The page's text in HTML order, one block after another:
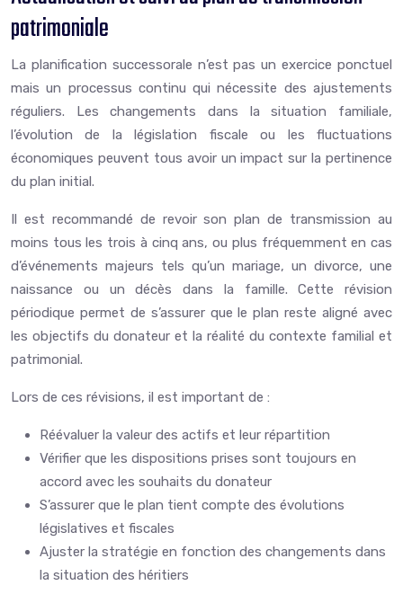
patrimoniale
La planification successorale n’est pas un exercice ponctuel
mais un processus continu qui nécessite des ajustements
réguliers. Les changements dans la situation familiale,
l’évolution de la législation fiscale ou les fluctuations
économiques peuvent tous avoir un impact sur la pertinence
du plan initial.
Il est recommandé de revoir son plan de transmission au
moins tous les trois à cinq ans, ou plus fréquemment en cas
d’événements majeurs tels qu’un mariage, un divorce, une
naissance ou un décès dans la famille. Cette révision
périodique permet de s’assurer que le plan reste aligné avec
les objectifs du donateur et la réalité du contexte familial et
patrimonial.
Lors de ces révisions, il est important de :
Réévaluer la valeur des actifs et leur répartition
Vérifier que les dispositions prises sont toujours en
accord avec les souhaits du donateur
S’assurer que le plan tient compte des évolutions
législatives et fiscales
Ajuster la stratégie en fonction des changements dans
la situation des héritiers